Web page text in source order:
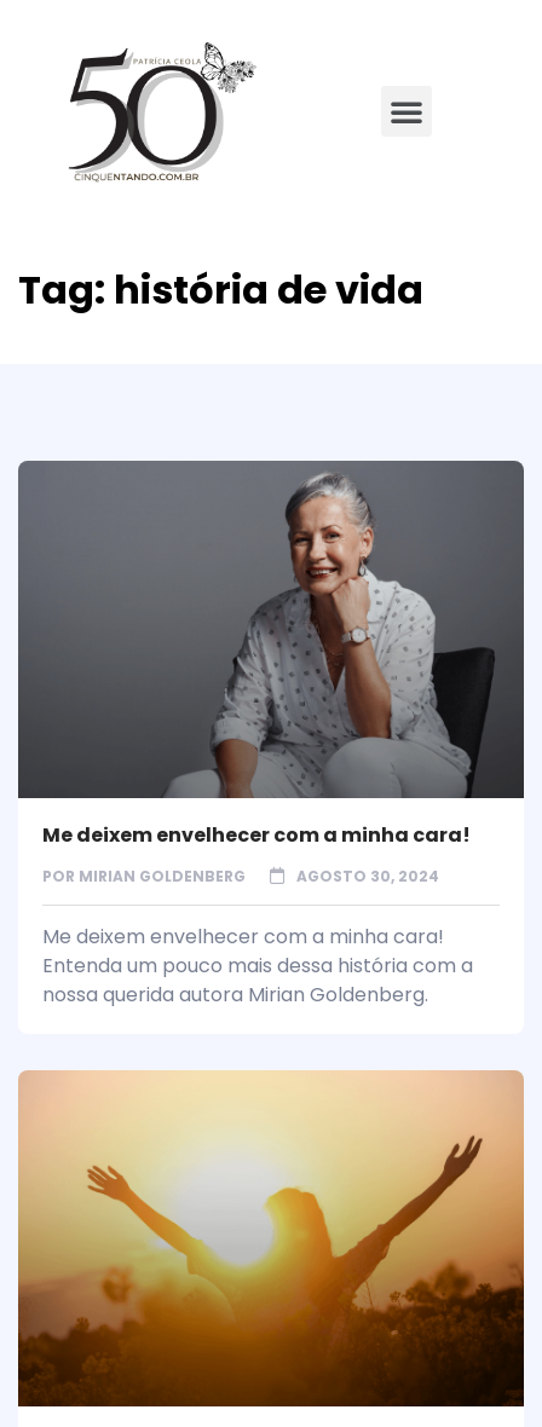
Tag: história de vida
Me deixem envelhecer com a minha cara!
POR MIRIAN GOLDENBERG AGOSTO 30, 2024
Me deixem envelhecer com a minha cara!
Entenda um pouco mais dessa história com a
nossa querida autora Mirian Goldenberg.